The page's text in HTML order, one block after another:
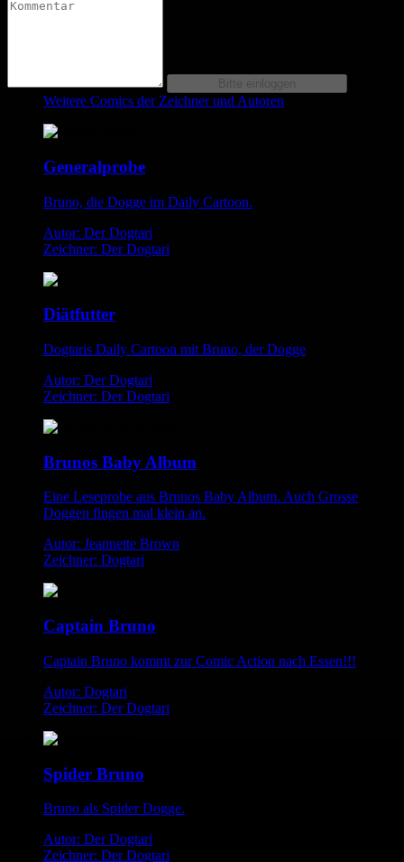
Weitere Comics der Zeichner und Autoren
Generalprobe
Bruno, die Dogge im Daily Cartoon.
Autor: Der Dogtari
Zeichner: Der Dogtari
Diätfutter
Dogtaris Daily Cartoon mit Bruno, der Dogge
Autor: Der Dogtari
Zeichner: Der Dogtari
Brunos Baby Album
Eine Leseprobe aus Brunos Baby Album. Auch Grosse
Doggen fingen mal klein an.
Autor: Jeannette Brown
Zeichner: Dogtari
Captain Bruno
Captain Bruno kommt zur Comic Action nach Essen!!!
Autor: Dogtari
Zeichner: Der Dogtari
Spider Bruno
Bruno als Spider Dogge.
Autor: Der Dogtari
Zeichner: Der Dogtari